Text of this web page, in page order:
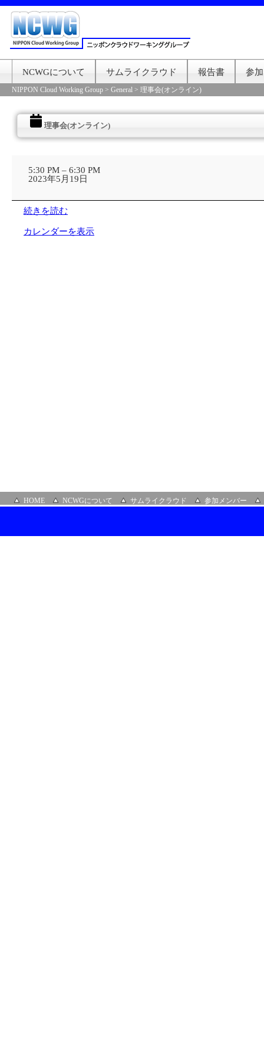
NCWGについて サムライクラウド 報告書 参
NIPPON Cloud Working Group > General > 理事会(オンライン)
理事会(オンライン)
5:30 PM – 6:30 PM
2023年5月19日
続きを読む
カレンダーを表示
HOME NCWGについて サムライクラウド 参加メンバー